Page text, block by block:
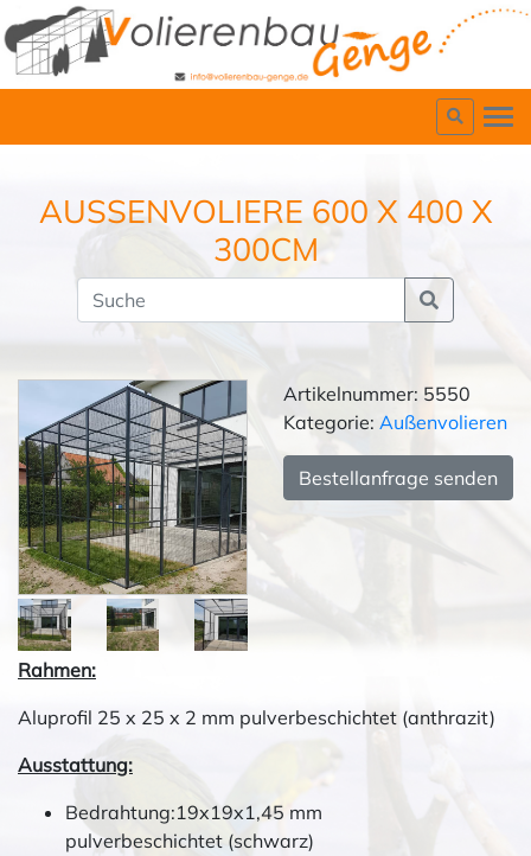
AUSSENVOLIERE 600 X 400 X 3
00CM
Artikelnummer: 5550
Kategorie: Außenvolieren
Bestellanfrage senden
Rahmen:
Aluprofil 25 x 25 x 2 mm pulverbeschichtet (anthrazit)
Ausstattung:
Bedrahtung:19x19x1,45 mm
pulverbeschichtet (schwarz)